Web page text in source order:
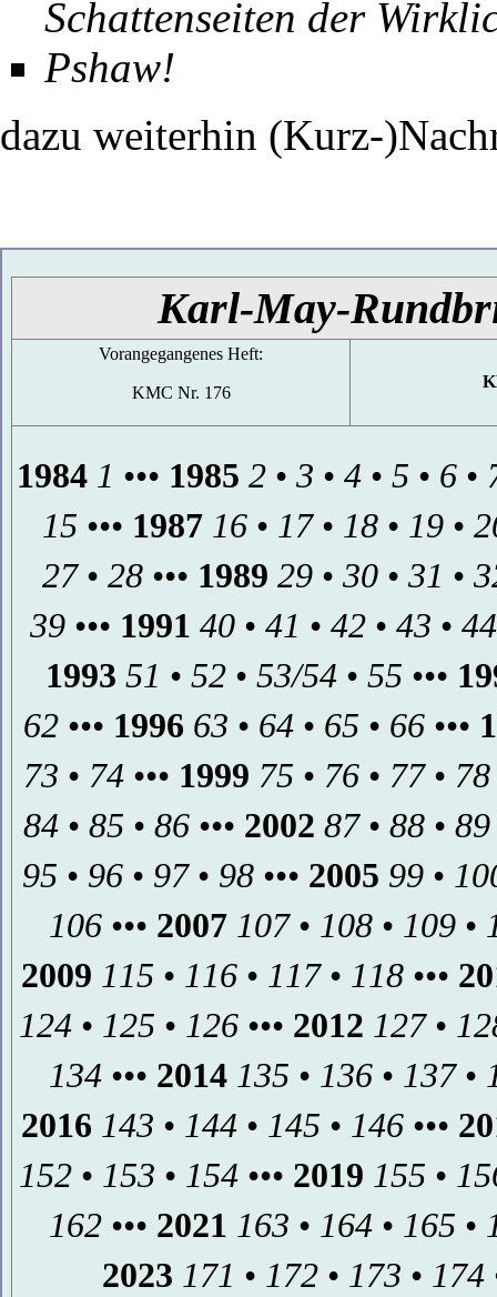
Schattenseiten der
Pshaw!
dazu weiterhin (Kurz-
Karl-May-
Vorangegangenes Heft:
KMC Nr. 176
1984 1 ••• 1985 2 • 3 • 4 • 5 • 6 •
15 ••• 1987 16 • 17• 18 • 19 •
27• 28 ••• 1989 29 • 30 • 31 •
39 ••• 1991 40 • 41 • 42 • 43 • 44
1993 51 • 52• 53/54• 55 •••
62••• 1996 63 • 64• 65 • 66•••
73 • 74••• 1999 75 • 76• 77• 78
84• 85 • 86••• 2002 87• 88• 89
95 • 96• 97• 98••• 2005 99•
106••• 2007 107• 108• 109•
2009 115 • 116• 117• 118•••
124 • 125 • 126 ••• 2012 127•
134••• 2014 135 • 136• 137•
2016 143 • 144• 145 • 146•••
152 • 153 • 154 ••• 2019 155 •
162••• 2021 163 • 164• 165 •
2023 171 • 172 • 173 • 174